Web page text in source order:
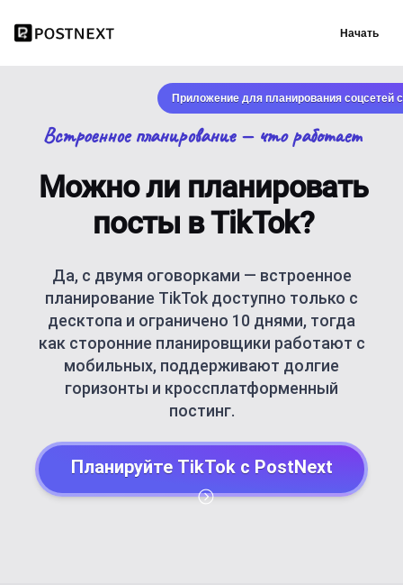
Начать
Приложение для планирования соцсетей
Встроенное планирование — что работает
Можно ли планировать
посты в TikTok?
Да, с двумя оговорками — встроенное
планирование TikTok доступно только с
десктопа и ограничено 10 днями, тогда
как сторонние планировщики работают с
мобильных, поддерживают долгие
горизонты и кроссплатформенный
постинг.
Планируйте TikTok с PostNext